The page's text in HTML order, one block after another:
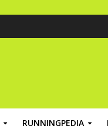
RUNNINGPEDIA